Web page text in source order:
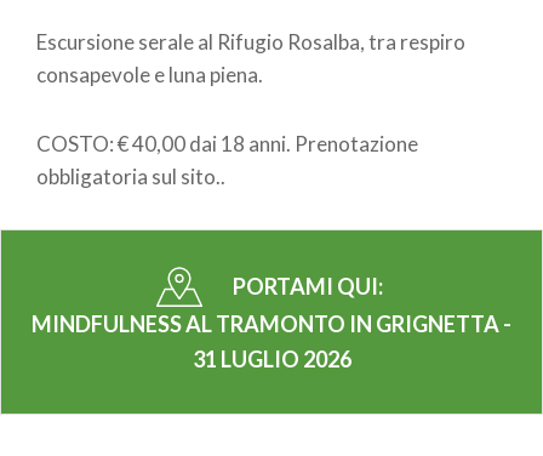
Escursione serale al Rifugio Rosalba, tra respiro
consapevole e luna piena.
COSTO: € 40,00 dai 18 anni. Prenotazione
obbligatoria sul sito..
PORTAMI QUI:
MINDFULNESS AL TRAMONTO IN GRIGNETTA -
31 LUGLIO 2026